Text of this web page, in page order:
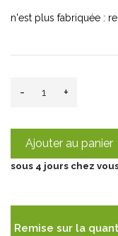
n'est plus fabriquée :
- +
Ajouter au panier
sous 4 jours chez
Remise sur la